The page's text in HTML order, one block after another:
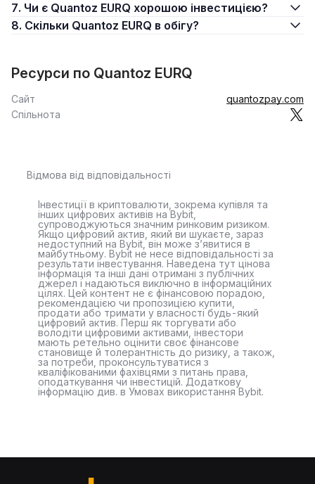
7. Чи є Quantoz EURQ хорошою інвестицією?
8. Скільки Quantoz EURQ в обігу?
Ресурси по Quantoz EURQ
Сайт
quantozpay.com
Спільнота
Відмова від відповідальності
Інвестиції в криптовалюти, зокрема купівля та
інших цифрових активів на Bybit,
супроводжуються значним ринковим ризиком.
Якщо цифровий актив, який ви шукаєте, зараз
недоступний на Bybit, він може з’явитися в
майбутньому. Bybit не несе відповідальності за
результати інвестування. Наведена тут цінова
інформація та інші дані отримані з публічних
джерел і надаються виключно в інформаційних
цілях. Цей контент не є фінансовою порадою,
рекомендацією чи пропозицією купити,
продати або тримати у власності будь-який
цифровий актив. Перш як торгувати або
володіти цифровими активами, інвестори
мають ретельно оцінити своє фінансове
становище й толерантність до ризику, а також,
за потреби, проконсультуватися з
кваліфікованими фахівцями з питань права,
оподаткування чи інвестицій. Додаткову
інформацію див. в Умовах використання Bybit.